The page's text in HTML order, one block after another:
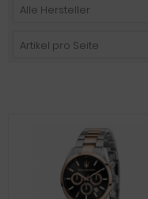
Alle Hersteller
Artikel pro Seite